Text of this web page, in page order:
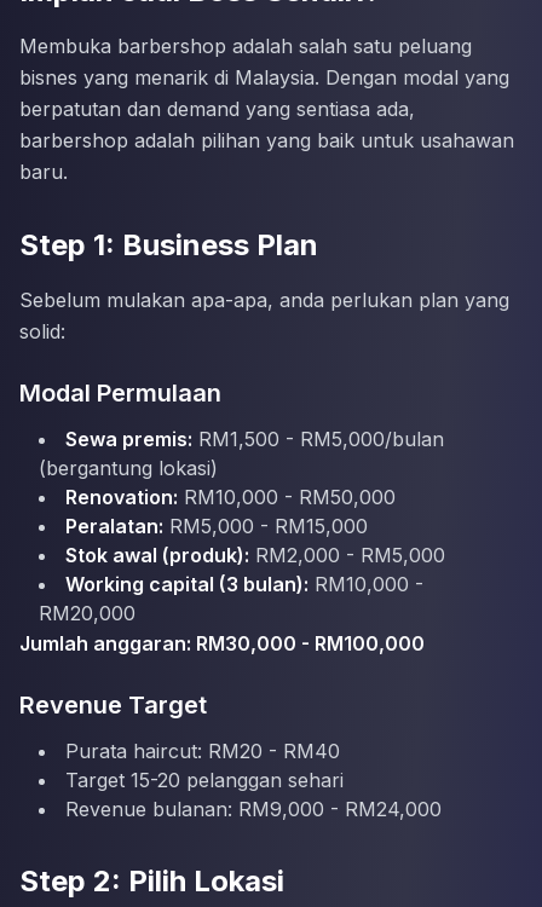
Membuka barbershop adalah salah satu peluang
bisnes yang menarik di Malaysia. Dengan modal yang
berpatutan dan demand yang sentiasa ada,
barbershop adalah pilihan yang baik untuk usahawan
baru.
Step 1: Business Plan
Sebelum mulakan apa-apa, anda perlukan plan yang
solid:
Modal Permulaan
Sewa premis: RM1,500 - RM5,000/bulan
(bergantung lokasi)
Renovation: RM10,000 - RM50,000
Peralatan: RM5,000 - RM15,000
Stok awal (produk): RM2,000 - RM5,000
Working capital (3 bulan): RM10,000 -
RM20,000
Jumlah anggaran: RM30,000 - RM100,000
Revenue Target
Purata haircut: RM20 - RM40
Target 15-20 pelanggan sehari
Revenue bulanan: RM9,000 - RM24,000
Step 2: Pilih Lokasi